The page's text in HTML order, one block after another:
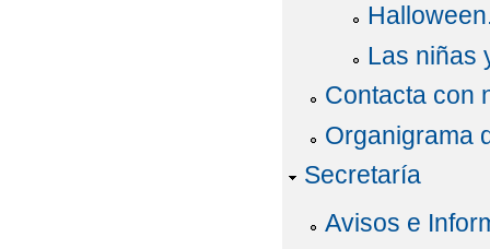
Las niñas
Contacta con
Organigrama
Secretaría
Avisos e